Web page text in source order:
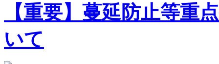
【重要】蔓延防止等重
いて